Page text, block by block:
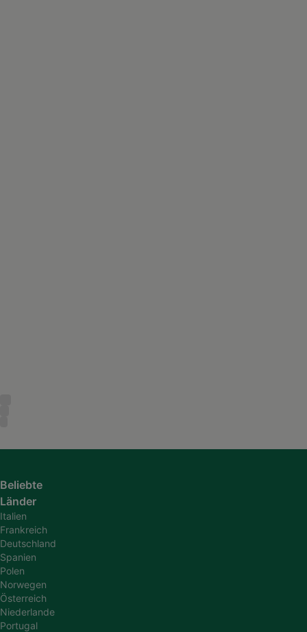
Beliebte
Länder
Italien
Frankreich
Deutschland
Spanien
Polen
Norwegen
Österreich
Niederlande
Portugal